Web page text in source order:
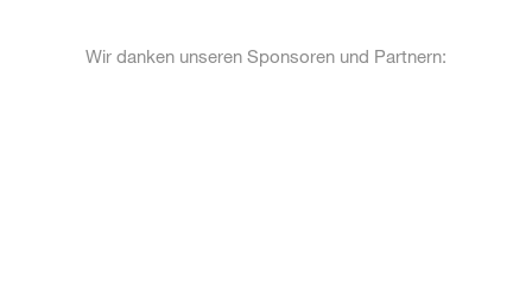
Wir danken unseren Sponsoren und Partnern: